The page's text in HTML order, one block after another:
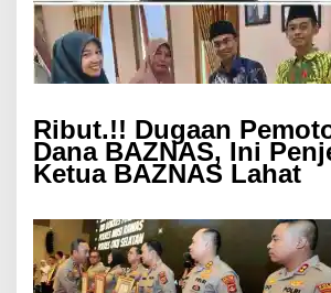
Ribut.!! Dugaan
Dana BAZNAS, Ini
Ketua BAZNAS Lahat